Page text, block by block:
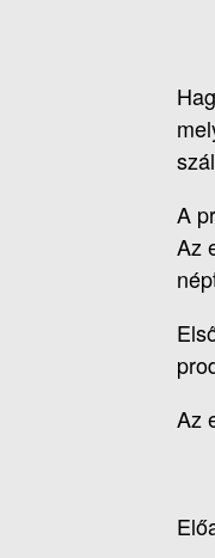
A
Az
Az